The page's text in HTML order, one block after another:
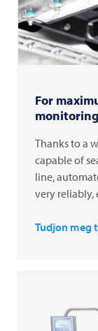
For
Thanks to a
capable of
line,
very
Tudjon meg